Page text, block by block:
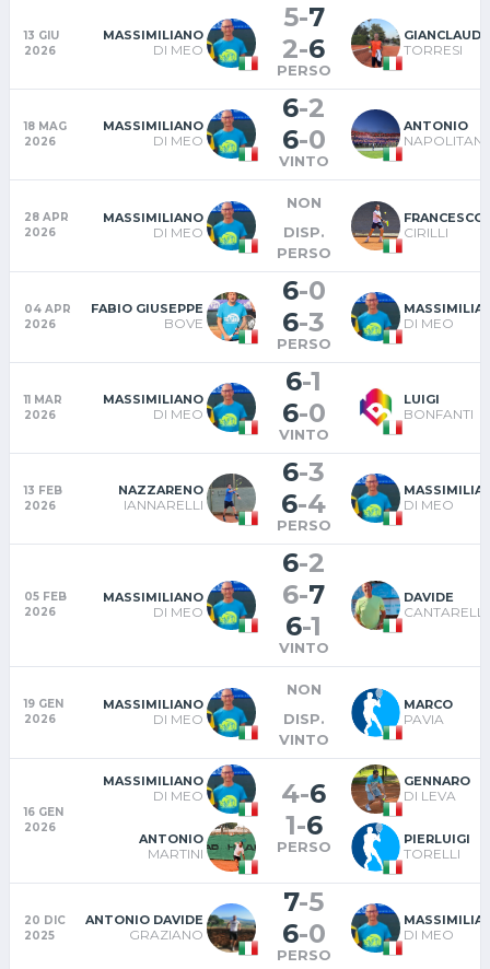
13 GIU
2026
MASSIMILIANO
DI MEO
5-7
2-6
PERSO
TORRESI
18 MAG
2026
MASSIMILIANO
DI MEO
6-2
6-0
VINTO
ANTONIO
28 APR
2026
MASSIMILIANO
DI MEO
NON
DISP.
PERSO
FRANCESCO
CIRILLI
04 APR
2026
FABIO GIUSEPPE
BOVE
6-0
6-3
PERSO
DI MEO
11 MAR
2026
MASSIMILIANO
DI MEO
6-1
6-0
VINTO
LUIGI
BONFANTI
13 FEB
2026
NAZZARENO
IANNARELLI
6-3
6-4
PERSO
DI MEO
05 FEB
2026
MASSIMILIANO
DI MEO
6-2
6-7
6-1
VINTO
DAVIDE
CANTARELLI
19 GEN
2026
MASSIMILIANO
DI MEO
NON
DISP.
VINTO
MARCO
PAVIA
16 GEN
2026
MASSIMILIANO
DI MEO
ANTONIO
MARTINI
4-6
1-6
PERSO
GENNARO
DI LEVA
PIERLUIGI
TORELLI
20 DIC
2025
ANTONIO DAVIDE
GRAZIANO
7-5
6-0
PERSO
DI MEO